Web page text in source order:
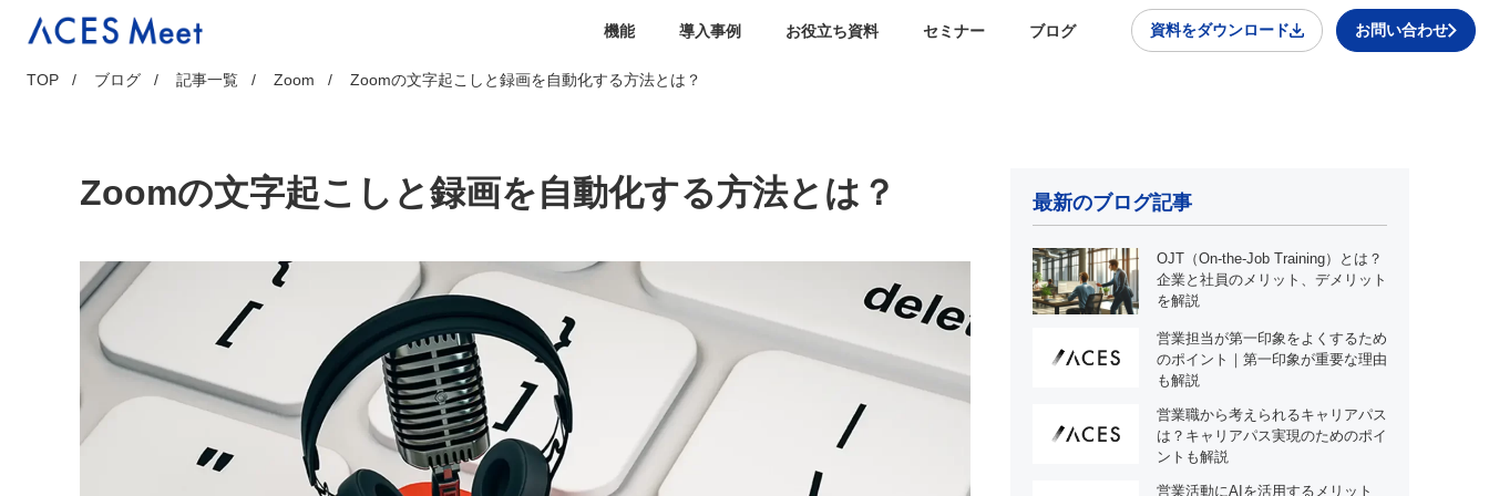
機能 導入事例 お役立ち資料 セミナー ブログ 資料をダウンロード お問い合わせ
TOP ブログ 記事一覧 Zoom Zoomの文字起こしと録画を自動化する方法とは？
Zoomの文字起こしと録画を自動化する方法とは？ 最新のブログ記事
OJT（On-the-Job Training）とは？
企業と社員のメリット、デメリット
を解説
営業担当が第一印象をよくするため
のポイント｜第一印象が重要な理由
も解説
営業職から考えられるキャリアパス
は？キャリアパス実現のためのポイ
ントも解説
営業活動にAIを活用するメリット